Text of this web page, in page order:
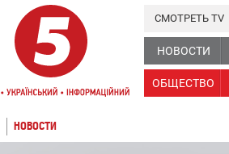
НОВОСТИ
ОБЩЕСТВО
СМОТРЕТЬ TV
НОВОСТИ